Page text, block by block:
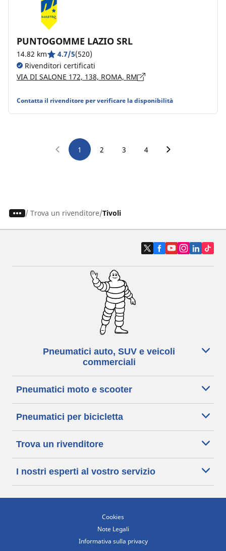
PUNTOGOMME LAZIO SRL
14.82 km 4.7/5(520)
Rivenditori certificati
VIA DI SALONE 172, 138, ROMA, RM
Contatta il rivenditore per verificare la disponibilità
1 2 3 4
/ Trova un rivenditore Tivoli
Pneumatici auto, SUV e veicoli
commerciali
Pneumatici moto e scooter
Pneumatici per bicicletta
Trova un rivenditore
I nostri esperti al vostro servizio
Cookies
Note Legali
Informativa sulla privacy